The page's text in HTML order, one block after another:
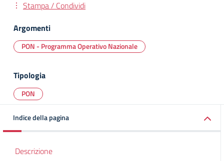
Stampa / Condividi
Argomenti
PON - Programma Operativo Nazionale
Tipologia
PON
Indice della pagina
Descrizione